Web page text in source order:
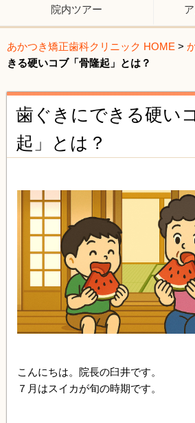
院内ツアー
あかつき矯正歯科クリニック HOME >
きる硬いコブ「骨隆起」とは？
歯ぐきにできる硬い
起」とは？
こんにちは。院長の臼井です。
７月はスイカが旬の時期です。